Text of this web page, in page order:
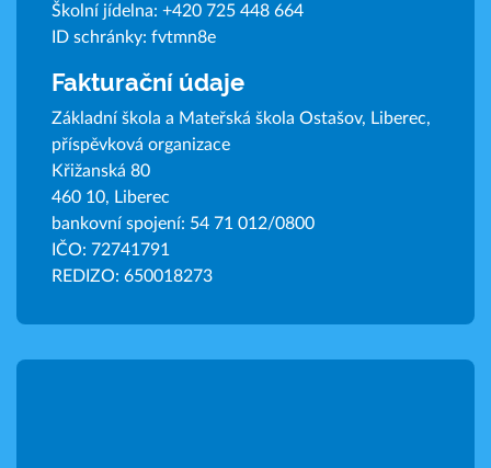
Školní jídelna: +420 725 448 664
ID schránky: fvtmn8e
Fakturační údaje
Základní škola a Mateřská škola Ostašov, Liberec,
příspěvková organizace
Křižanská 80
460 10, Liberec
bankovní spojení: 54 71 012/0800
IČO: 72741791
REDIZO: 650018273